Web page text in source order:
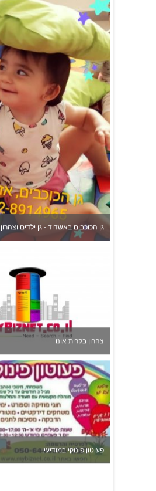
גן הכוכבים באשדוד - גן ילדים וצהרון
צהרון בקרית אונו
פעוטון פינוקי במודיעין